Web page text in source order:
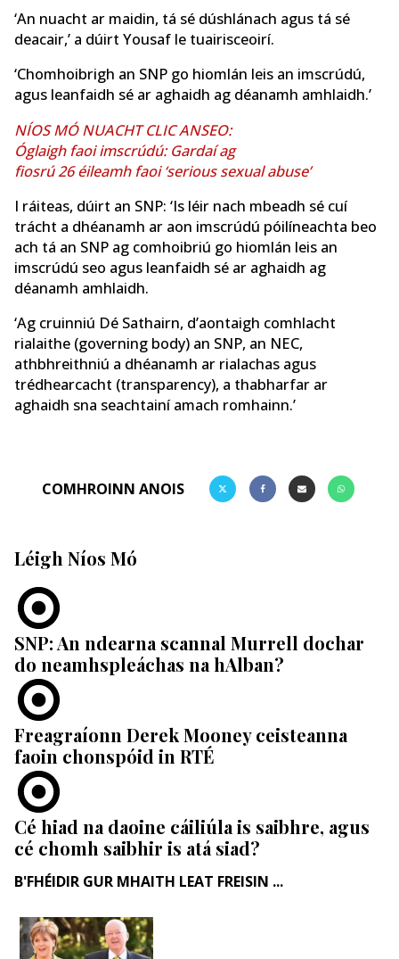
‘An nuacht ar maidin, tá sé dúshlánach agus tá sé
deacair,’ a dúirt Yousaf le tuairisceoirí.
‘Chomhoibrigh an SNP go hiomlán leis an imscrúdú,
agus leanfaidh sé ar aghaidh ag déanamh amhlaidh.’
NÍOS MÓ NUACHT CLIC ANSEO:
Óglaigh faoi imscrúdú: Gardaí ag
fiosrú 26 éileamh faoi ‘serious sexual abuse’
I ráiteas, dúirt an SNP: ‘Is léir nach mbeadh sé cuí
trácht a dhéanamh ar aon imscrúdú póilíneachta beo
ach tá an SNP ag comhoibriú go hiomlán leis an
imscrúdú seo agus leanfaidh sé ar aghaidh ag
déanamh amhlaidh.
‘Ag cruinniú Dé Sathairn, d’aontaigh comhlacht
rialaithe (governing body) an SNP, an NEC,
athbhreithniú a dhéanamh ar rialachas agus
trédhearcacht (transparency), a thabharfar ar
aghaidh sna seachtainí amach romhainn.’
COMHROINN ANOIS
Léigh Níos Mó
SNP: An ndearna scannal Murrell dochar
do neamhspleáchas na hAlban?
Freagraíonn Derek Mooney ceisteanna
faoin chonspóid in RTÉ
Cé hiad na daoine cáiliúla is saibhre, agus
cé chomh saibhir is atá siad?
B'FHÉIDIR GUR MHAITH LEAT FREISIN ...